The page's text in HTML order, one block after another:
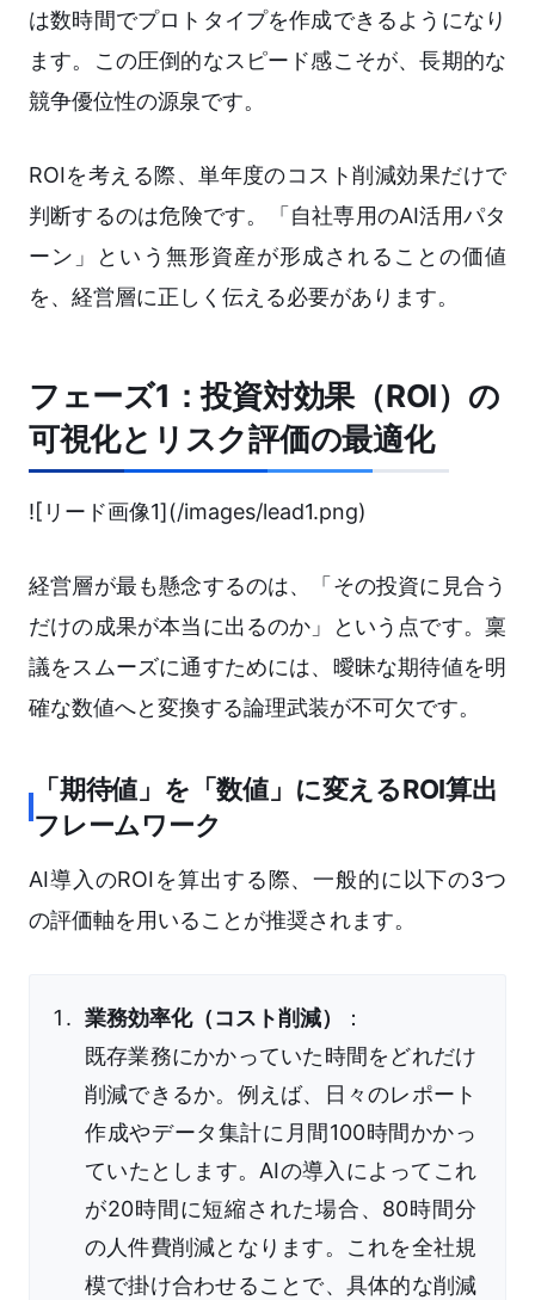
は数時間でプロトタイプを作成できるようになり
ます。この圧倒的なスピード感こそが、長期的な
競争優位性の源泉です。
ROIを考える際、単年度のコスト削減効果だけで
判断するのは危険です。「自社専用のAI活用パタ
ーン」という無形資産が形成されることの価値
を、経営層に正しく伝える必要があります。
フェーズ1：投資対効果（ROI）の
可視化とリスク評価の最適化
![リード画像1](/images/lead1.png)
経営層が最も懸念するのは、「その投資に見合う
だけの成果が本当に出るのか」という点です。稟
議をスムーズに通すためには、曖昧な期待値を明
確な数値へと変換する論理武装が不可欠です。
「期待値」を「数値」に変えるROI算出
フレームワーク
AI導入のROIを算出する際、一般的に以下の3つ
の評価軸を用いることが推奨されます。
業務効率化（コスト削減）
：
既存業務にかかっていた時間をどれだけ
削減できるか。例えば、日々のレポート
作成やデータ集計に月間100時間かかっ
ていたとします。AIの導入によってこれ
が20時間に短縮された場合、80時間分
の人件費削減となります。これを全社規
模で掛け合わせることで、具体的な削減